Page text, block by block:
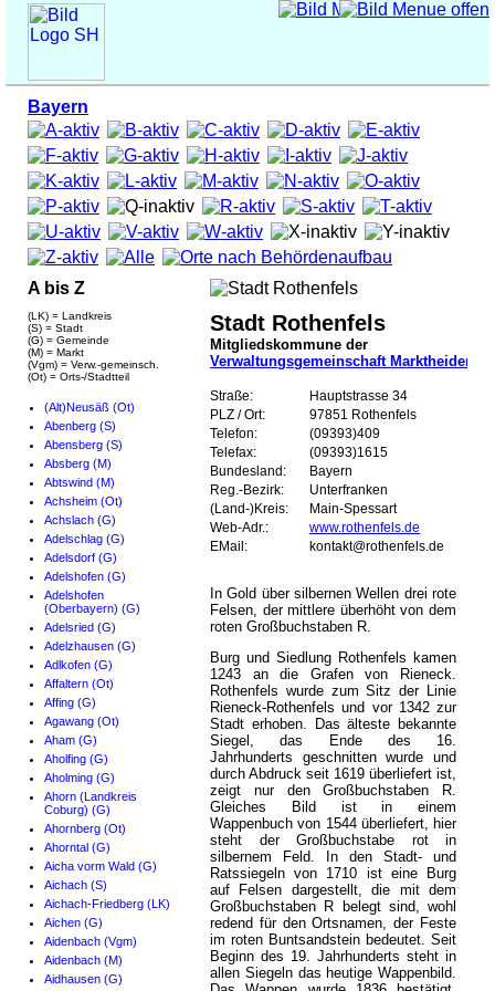
Bayern
A bis Z
(LK) = Landkreis
(S) = Stadt
(G) = Gemeinde
(M) = Markt
(Vgm) = Verw.-gemeinsch.
(Ot) = Orts-/Stadtteil
(Alt)Neusäß (Ot)
Abenberg (S)
Abensberg (S)
Absberg (M)
Abtswind (M)
Achsheim (Ot)
Achslach (G)
Adelschlag (G)
Adelsdorf (G)
Adelshofen (G)
Adelshofen
(Oberbayern) (G)
Adelsried (G)
Adelzhausen (G)
Adlkofen (G)
Affaltern (Ot)
Affing (G)
Agawang (Ot)
Aham (G)
Aholfing (G)
Aholming (G)
Ahorn (Landkreis
Coburg) (G)
Ahornberg (Ot)
Ahorntal (G)
Aicha vorm Wald (G)
Aichach (S)
Aichach-Friedberg (LK)
Aichen (G)
Aidenbach (Vgm)
Aidenbach (M)
Aidhausen (G)
Stadt Rothenfels
Mitgliedskommune der
Verwaltungsgemeinschaft
Straße:
Hauptstrasse 34
PLZ / Ort:
97851 Rothenfels
Telefon:
(09393)409
Telefax:
(09393)1615
Bundesland:
Bayern
Reg.-Bezirk:
Unterfranken
(Land-)Kreis:
Main-Spessart
Web-Adr.:
www.rothenfels.de
EMail:
kontakt@rothenfels.de
In Gold über silbernen Wellen drei rote
Felsen, der mittlere überhöht von dem
roten Großbuchstaben R.
Burg und Siedlung Rothenfels kamen
1243 an die Grafen von Rieneck.
Rothenfels wurde zum Sitz der Linie
Rieneck-Rothenfels und vor 1342 zur
Stadt erhoben. Das älteste bekannte
Siegel, das Ende des 16.
Jahrhunderts geschnitten wurde und
durch Abdruck seit 1619 überliefert ist,
zeigt nur den Großbuchstaben R.
Gleiches Bild ist in einem
Wappenbuch von 1544 überliefert, hier
steht der Großbuchstabe rot in
silbernem Feld. In den Stadt- und
Ratssiegeln von 1710 ist eine Burg
auf Felsen dargestellt, die mit dem
Großbuchstaben R belegt sind, wohl
redend für den Ortsnamen, der Feste
im roten Buntsandstein bedeutet. Seit
Beginn des 19. Jahrhunderts steht in
allen Siegeln das heutige Wappenbild.